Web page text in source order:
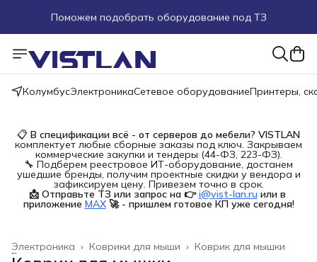
Поможем подобрать оборудование под ТЗ
Пуско-наладочные работы
Пришлите запрос на e-mail или в чат
КолумбусЭлектроникаСетевое оборудованиеПринтеры,
📋 В спецификации всё - от серверов до мебели? VISTLAN
комплектует любые сборные заказы под ключ. Закрываем
коммерческие закупки и тендеры (44-ФЗ, 223-ФЗ).
🔧 Подберем реестровое ИТ-оборудование, достанем
ушедшие бренды, получим проектные скидки у вендора и
зафиксируем цену. Привезем точно в срок.
📩 Отправьте ТЗ или запрос на 👉 i@vist-lan.ru или в
приложение MAX 🚀 - пришлем готовое КП уже сегодня!
Коврик для мышки
Коврики для мыши ›
Электроника ›
Главная